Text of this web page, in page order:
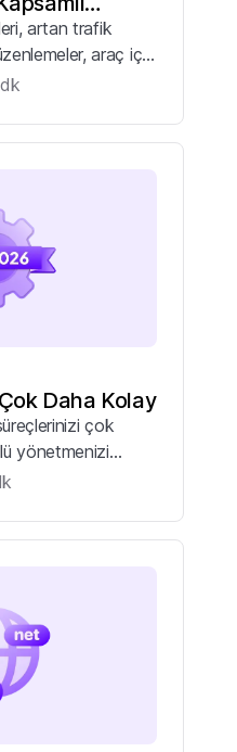
artan trafik
araç içi
yönelik
dk
Daha Kolay
çok
yönetmenizi
sunuyoruz.